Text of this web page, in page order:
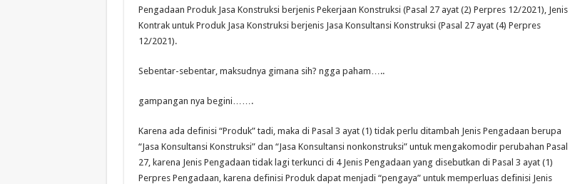
Pengadaan Produk Jasa Konstruksi berjenis Pekerjaan Konstruksi (Pasal 27 ayat (2) Perpres 12/2021), Jenis
Kontrak untuk Produk Jasa Konstruksi berjenis Jasa Konsultansi Konstruksi (Pasal 27 ayat (4) Perpres
12/2021).
Sebentar-sebentar, maksudnya gimana sih? ngga paham…..
gampangan nya begini…….
Karena ada definisi “Produk” tadi, maka di Pasal 3 ayat (1) tidak perlu ditambah Jenis Pengadaan berupa
“Jasa Konsultansi Konstruksi” dan “Jasa Konsultansi nonkonstruksi” untuk mengakomodir perubahan Pasal
27, karena Jenis Pengadaan tidak lagi terkunci di 4 Jenis Pengadaan yang disebutkan di Pasal 3 ayat (1)
Perpres Pengadaan, karena definisi Produk dapat menjadi “pengaya” untuk memperluas definisi Jenis